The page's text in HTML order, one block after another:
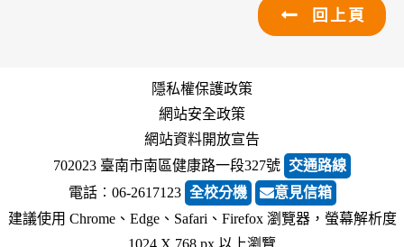
回上頁
隱私權保護政策
網站安全政策
網站資料開放宣告
702023 臺南市南區健康路一段327號 交通路線
電話︰06-2617123 全校分機
意見信箱
建議使用 Chrome、Edge、Safari、Firefox 瀏覽器，螢幕解析度
1024 X 768 px 以上瀏覽